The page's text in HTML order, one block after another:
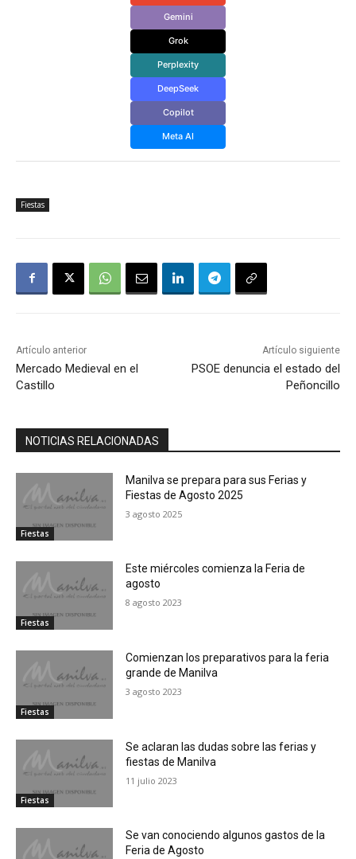
Gemini
Grok
Perplexity
DeepSeek
Copilot
Meta AI
Fiestas
Artículo anterior
Mercado Medieval en el
Castillo
Artículo siguiente
PSOE denuncia el estado del
Peñoncillo
NOTICIAS RELACIONADAS
Fiestas
Manilva se prepara para sus Ferias y
Fiestas de Agosto 2025
3 agosto 2025
Fiestas
Este miércoles comienza la Feria de
agosto
8 agosto 2023
Fiestas
Comienzan los preparativos para la feria
grande de Manilva
3 agosto 2023
Fiestas
Se aclaran las dudas sobre las ferias y
fiestas de Manilva
11 julio 2023
Se van conociendo algunos gastos de la
Feria de Agosto